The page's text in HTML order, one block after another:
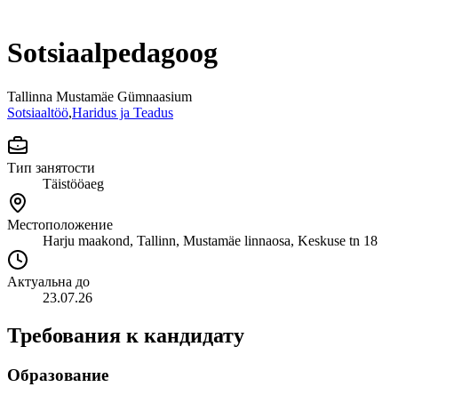
Sotsiaalpedagoog
Tallinna Mustamäe Gümnaasium
Sotsiaaltöö,Haridus ja Teadus
Тип занятости
Täistööaeg
Местоположение
Harju maakond, Tallinn, Mustamäe linnaosa, Keskuse tn 18
Актуальна до
23.07.26
Требования к кандидату
Образование